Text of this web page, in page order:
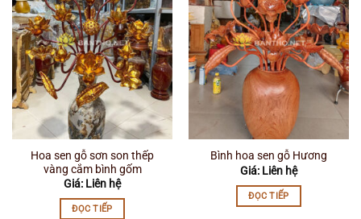
Hoa sen gỗ sơn son thếp
vàng cắm bình gốm
Giá: Liên hệ
ĐỌC TIẾP
Bình hoa sen gỗ Hương
Giá: Liên hệ
ĐỌC TIẾP